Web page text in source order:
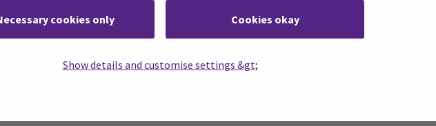
cookies only Cookies okay
Show details and customise settings &gt;
alussa. Itse intensiiviviikon aiheena oli Health Nutrition Project, jonka